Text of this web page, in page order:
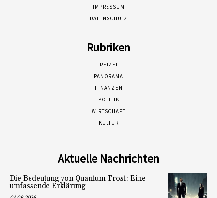
IMPRESSUM
DATENSCHUTZ
Rubriken
FREIZEIT
PANORAMA
FINANZEN
POLITIK
WIRTSCHAFT
KULTUR
Aktuelle Nachrichten
Die Bedeutung von Quantum Trost: Eine
umfassende Erklärung